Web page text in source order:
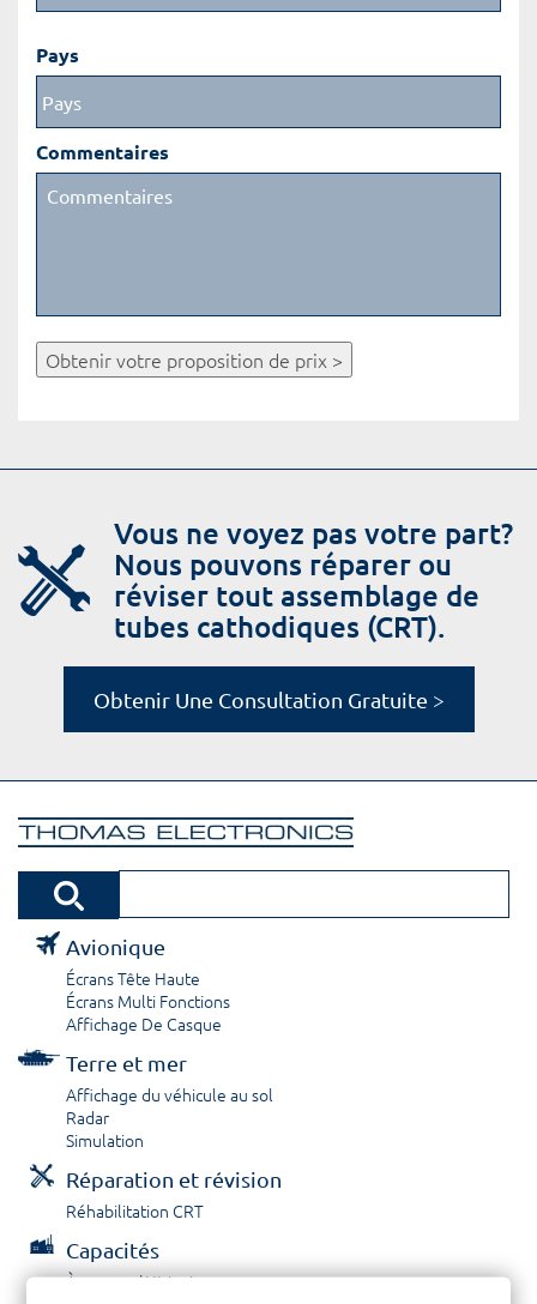
Pays
Commentaires
Obtenir votre proposition de prix >
Vous ne voyez pas votre part?
Nous pouvons réparer ou
réviser tout assemblage de
tubes cathodiques (CRT).
Obtenir Une Consultation Gratuite >
Avionique
Écrans Tête Haute
Écrans Multi Fonctions
Affichage De Casque
Terre et mer
Affichage du véhicule au sol
Radar
Simulation
Réparation et révision
Réhabilitation CRT
Capacités
À propos / Historique